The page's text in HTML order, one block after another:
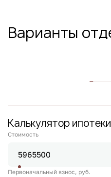
Варианты
Калькулятор ипотеки
Стоимость
Первоначальный взнос, руб.